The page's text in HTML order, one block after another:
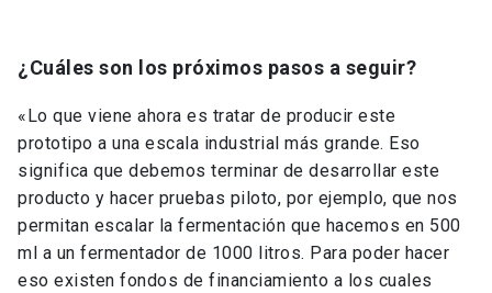
¿Cuáles son los próximos pasos a seguir?
«Lo que viene ahora es tratar de producir este
prototipo a una escala industrial más grande. Eso
significa que debemos terminar de desarrollar este
producto y hacer pruebas piloto, por ejemplo, que nos
permitan escalar la fermentación que hacemos en 500
ml a un fermentador de 1000 litros. Para poder hacer
eso existen fondos de financiamiento a los cuales